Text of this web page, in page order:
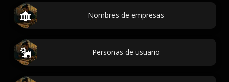
Nombres de empresas
Personas de usuario